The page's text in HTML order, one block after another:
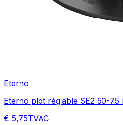
Eterno
Eterno plot réglable SE2 50-75
€ 5,75TVAC